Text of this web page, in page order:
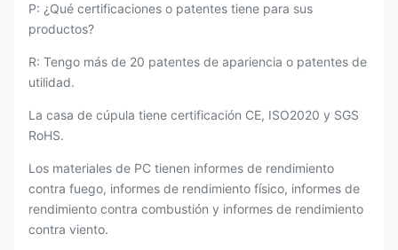
P: ¿Qué certificaciones o patentes tiene para sus
productos?
R: Tengo más de 20 patentes de apariencia o patentes de
utilidad.
La casa de cúpula tiene certificación CE, ISO2020 y SGS
RoHS.
Los materiales de PC tienen informes de rendimiento
contra fuego, informes de rendimiento físico, informes de
rendimiento contra combustión y informes de rendimiento
contra viento.